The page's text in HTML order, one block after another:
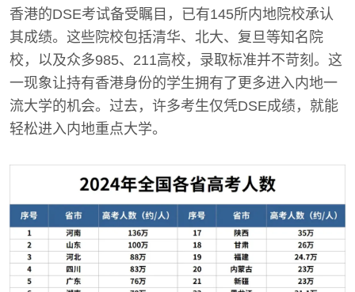
香港的DSE考试备受瞩目，已有145所内地院校承认
其成绩。这些院校包括清华、北大、复旦等知名院
校，以及众多985、211高校，录取标准并不苛刻。这
一现象让持有香港身份的学生拥有了更多进入内地一
流大学的机会。过去，许多考生仅凭DSE成绩，就能
轻松进入内地重点大学。